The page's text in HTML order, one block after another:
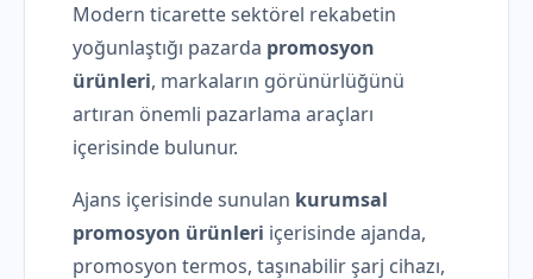
Modern ticarette sektörel rekabetin
yoğunlaştığı pazarda promosyon
ürünleri, markaların görünürlüğünü
artıran önemli pazarlama araçları
içerisinde bulunur.
Ajans içerisinde sunulan kurumsal
promosyon ürünleri içerisinde ajanda,
promosyon termos, taşınabilir şarj cihazı,